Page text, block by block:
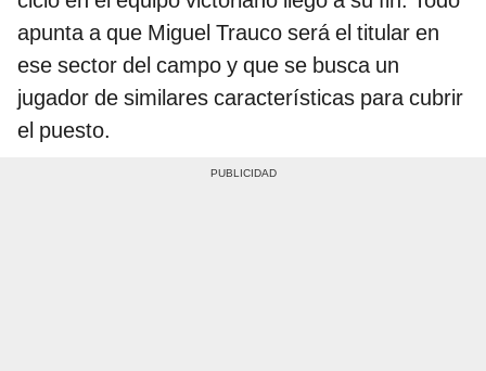
apunta a que Miguel Trauco será el titular en
ese sector del campo y que se busca un
jugador de similares características para cubrir
el puesto.